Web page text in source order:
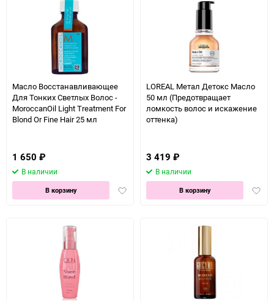
Масло Восстанавливающее
Для Тонких Светлых Волос -
MoroccanOil Light Treatment For
Blond Or Fine Hair 25 мл
1 650 ₽
В наличии
Добавить
В корзину
LOREAL Метал Детокс Масло
50 мл (Предотвращает
ломкость волос и искажение
оттенка)
3 419 ₽
В наличии
В корзину